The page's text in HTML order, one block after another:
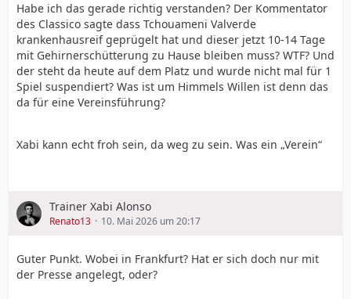
Habe ich das gerade richtig verstanden? Der Kommentator
des Classico sagte dass Tchouameni Valverde
krankenhausreif geprügelt hat und dieser jetzt 10-14 Tage
mit Gehirnerschütterung zu Hause bleiben muss? WTF? Und
der steht da heute auf dem Platz und wurde nicht mal für 1
Spiel suspendiert? Was ist um Himmels Willen ist denn das
da für eine Vereinsführung?
Xabi kann echt froh sein, da weg zu sein. Was ein „Verein“
Trainer Xabi Alonso
Renato13 10. Mai 2026 um 20:17
Guter Punkt. Wobei in Frankfurt? Hat er sich doch nur mit
der Presse angelegt, oder?